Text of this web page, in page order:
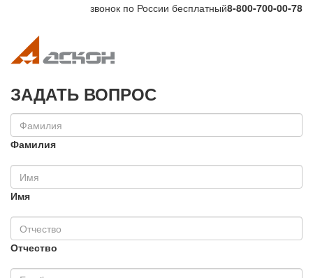
звонок по России бесплатный8-800-700-00-78
ЗАДАТЬ ВОПРОС
Фамилия
Имя
Отчество